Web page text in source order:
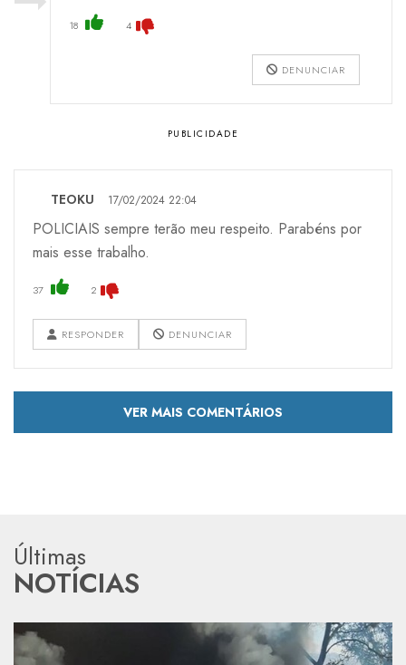
18 4
DENUNCIAR
TEOKU 17/02/2024 22:04
POLICIAIS sempre terão meu respeito. Parabéns por
mais esse trabalho.
37 2
RESPONDER DENUNCIAR
VER MAIS COMENTÁRIOS
Últimas
NOTÍCIAS